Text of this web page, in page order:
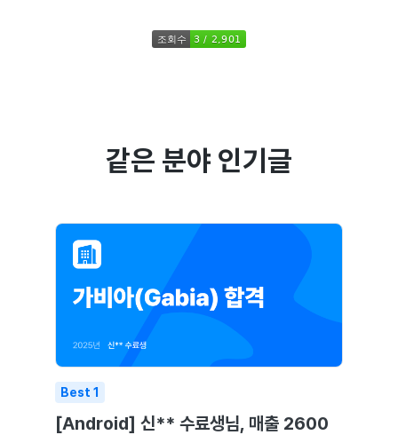
같은 분야 인기글
Best 1
[Android] 신** 수료생님, 매출 2600